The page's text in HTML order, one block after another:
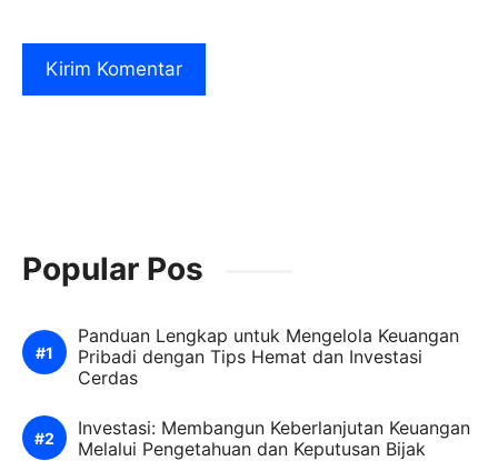
Popular Pos
Panduan Lengkap untuk Mengelola Keuangan
Pribadi dengan Tips Hemat dan Investasi
Cerdas
Investasi: Membangun Keberlanjutan Keuangan
Melalui Pengetahuan dan Keputusan Bijak